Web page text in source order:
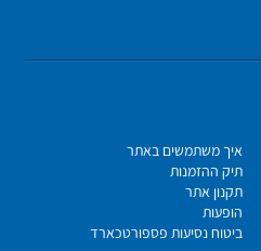
איך משתמשים באתר
תיק ההזמנות
תקנון אתר
הופעות
ביטוח נסיעות פספורטכארד